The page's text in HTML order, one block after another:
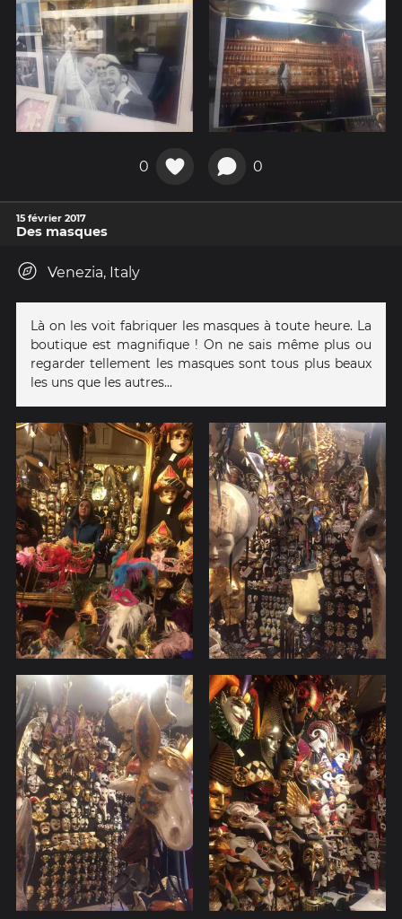
0 0
15 février 2017
Des masques
Venezia, Italy
Là on les voit fabriquer les masques à toute heure. La
boutique est magnifique ! On ne sais même plus ou
regarder tellement les masques sont tous plus beaux
les uns que les autres...